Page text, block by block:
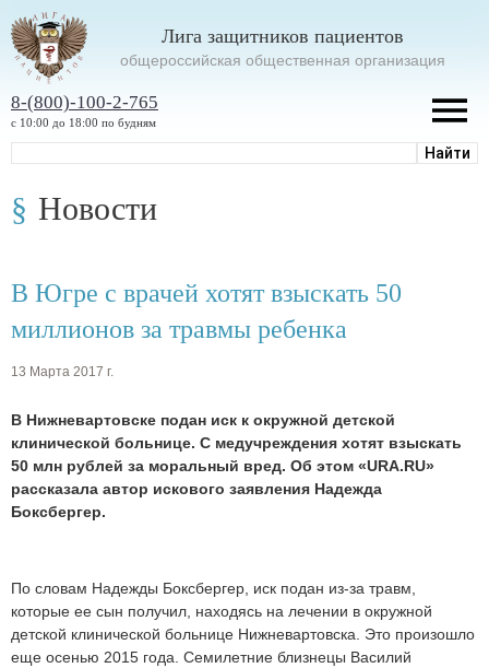
Лига защитников пациентов
oбщероссийская общественная организация
8-(800)-100-2-765
с 10:00 до 18:00 по будням
Новости
В Югре с врачей хотят взыскать 50
миллионов за травмы ребенка
13 Марта 2017 г.
В Нижневартовске подан иск к окружной детской
клинической больнице. С медучреждения хотят взыскать
50 млн рублей за моральный вред. Об этом «URA.RU»
рассказала автор искового заявления Надежда
Боксбергер.
По словам Надежды Боксбергер, иск подан из-за травм,
которые ее сын получил, находясь на лечении в окружной
детской клинической больнице Нижневартовска. Это произошло
еще осенью 2015 года. Семилетние близнецы Василий